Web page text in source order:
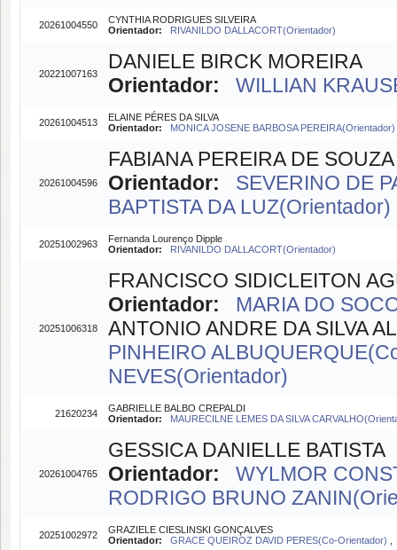
20261004550
CYNTHIA RODRIGUES SILVEIRA
Orientador:
RIVANILDO DALLACORT(Orientador)
20221007163
DANIELE BIRCK MOREIRA
Orientador:
WILLIAN
20261004513
ELAINE PÉRES DA SILVA
Orientador:
MONICA JOSENE BARBOSA PEREIRA(Orientador)
20261004596
FABIANA PEREIRA DE SOUZA
Orientador:
SEVERINO DE
BAPTISTA DA LUZ(Orientador)
20251002963
Fernanda Lourenço Dipple
Orientador:
RIVANILDO DALLACORT(Orientador)
20251006318
FRANCISCO SIDICLEITON
Orientador:
MARIA DO
ANTONIO ANDRE DA SILVA
PINHEIRO
NEVES(Orientador)
21620234
GABRIELLE BALBO CREPALDI
Orientador:
MAURECILNE LEMES DA SILVA
20261004765
GESSICA DANIELLE BATISTA
Orientador:
WYLMOR
RODRIGO BRUNO
20251002972
GRAZIELE CIESLINSKI GONÇALVES
Orientador:
GRACE QUEIROZ DAVID PERES(Co-Orientador)